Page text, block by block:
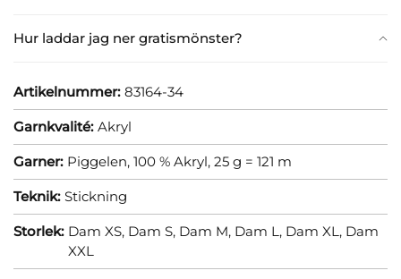
Hur laddar jag ner gratismönster?
Artikelnummer: 83164-34
Garnkvalité: Akryl
Garner: Piggelen, 100 % Akryl, 25 g = 121 m
Teknik: Stickning
Storlek: Dam XS, Dam S, Dam M, Dam L, Dam XL, Dam
XXL